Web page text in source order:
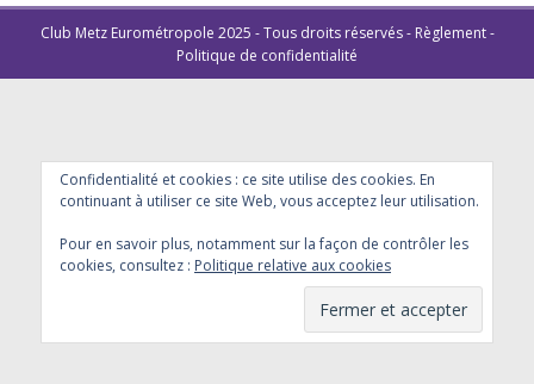
Club Metz Eurométropole 2025 - Tous droits réservés - Règlement-
Politique de confidentialité
Confidentialité et cookies : ce site utilise des cookies. En
continuant à utiliser ce site Web, vous acceptez leur utilisation.
Pour en savoir plus, notamment sur la façon de contrôler les
cookies, consultez : Politique relative aux cookies